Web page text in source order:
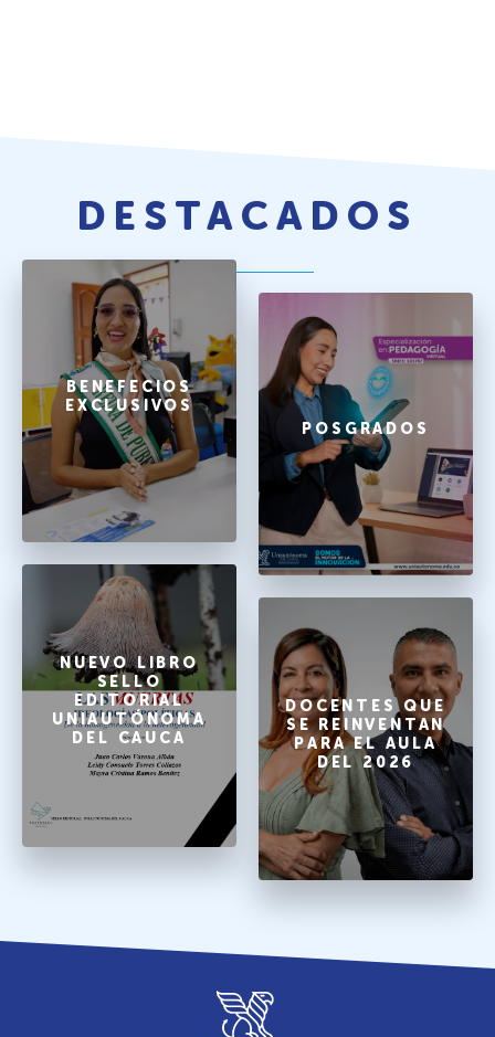
DESTACADOS
BENEFECIOS
EXCLUSIVOS
POSGRADOS
NUEVO LIBRO
SELLO
EDITORIAL
UNIAUTÓNOMA
DEL CAUCA
DOCENTES QUE
SE REINVENTAN
PARA EL AULA
DEL 2026